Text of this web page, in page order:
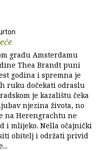
gradu Amsterdamu
Thea Brandt puni
godina i spremna je
ruku dočekati odraslu
je kazalištu čeka
njezina života, no
na Herengrachtu ne
i mlijeko. Nella očajnički
obitelj i održati privid